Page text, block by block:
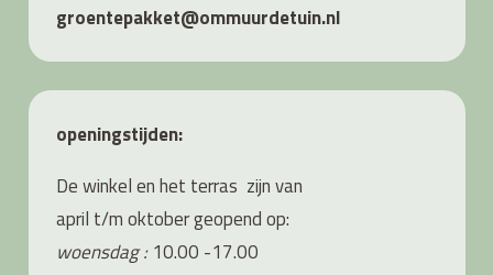
groentepakket@ommuurdetuin.nl
openingstijden:
De winkel en het terras zijn van
april t/m oktober geopend op:
woensdag :10.00 -17.00